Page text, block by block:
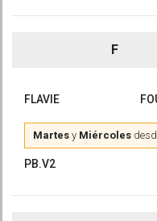
F
FLAVIE
Martes y Miércoles
PB.V2